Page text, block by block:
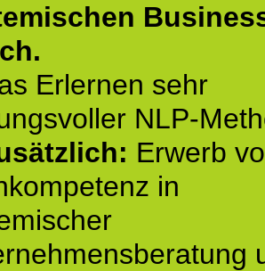
Erlernen sehr
NLP-
Erwerb
in